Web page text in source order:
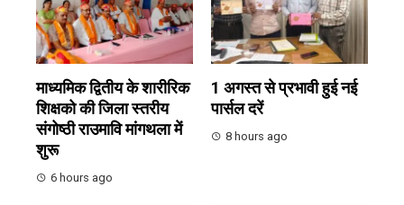
माध्यमिक द्वितीय के शारीरिक
शिक्षको की जिला स्तरीय
संगोष्ठी राउमावि मांगथला में
शुरू
6 hours ago
1 अगस्त से प्रभावी हुई नई
पार्सल दरें
8 hours ago